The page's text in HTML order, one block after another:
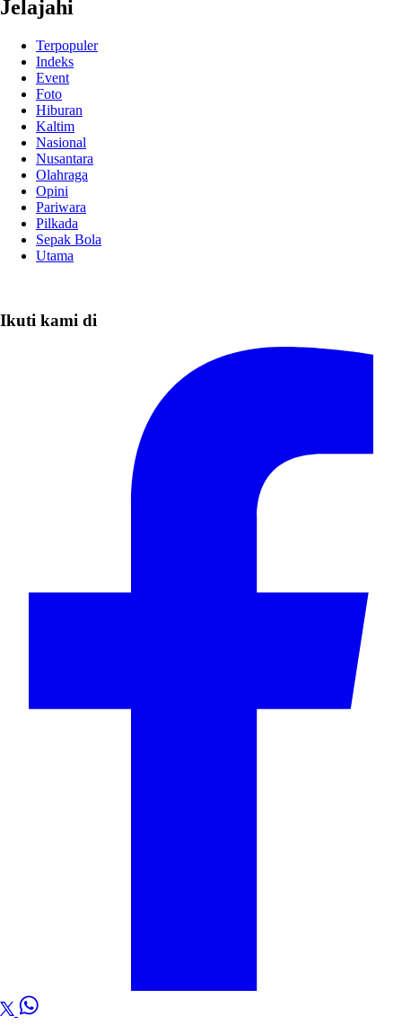
Jelajahi
Terpopuler
Indeks
Event
Foto
Hiburan
Kaltim
Nasional
Nusantara
Olahraga
Opini
Pariwara
Pilkada
Sepak Bola
Utama
Ikuti kami di